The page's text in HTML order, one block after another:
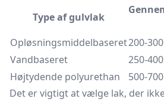
Type af gulvlak
Opløsningsmiddelbaseret200-
Vandbaseret
250-
Højtydende polyurethan
500-
Det er vigtigt at vælge lak, der